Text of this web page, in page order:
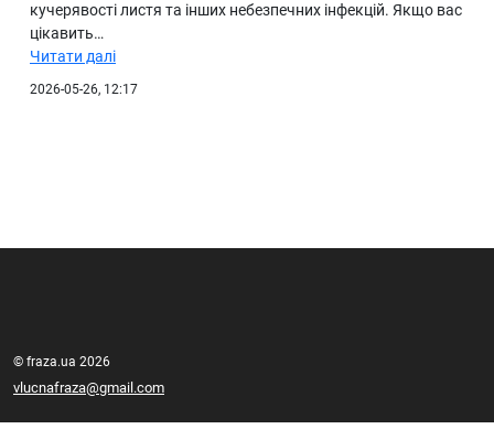
кучерявості листя та інших небезпечних інфекцій. Якщо вас
цікавить…
Читати далі
2026-05-26, 12:17
© fraza.ua 2026
vlucnafraza@gmail.com